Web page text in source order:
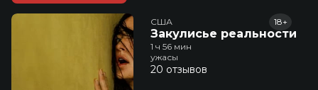
США
Закулисье реальности
18+
1 ч 56 мин
ужасы
20 отзывов